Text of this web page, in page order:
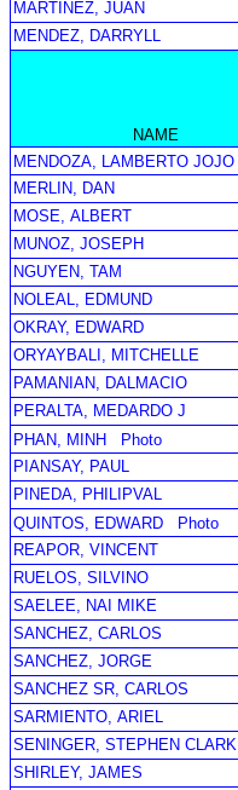
MARTINEZ, JUAN
MENDEZ, DARRYLL
NAME
MENDOZA, LAMBERTO JOJO
MERLIN, DAN
MOSE, ALBERT
MUNOZ, JOSEPH
NGUYEN, TAM
NOLEAL, EDMUND
OKRAY, EDWARD
ORYAYBALI, MITCHELLE
PAMANIAN, DALMACIO
PERALTA, MEDARDO J
PHAN, MINH
Photo
PIANSAY, PAUL
PINEDA, PHILIPVAL
QUINTOS, EDWARD
Photo
REAPOR, VINCENT
RUELOS, SILVINO
SAELEE, NAI MIKE
SANCHEZ, CARLOS
SANCHEZ, JORGE
SANCHEZ SR, CARLOS
SARMIENTO, ARIEL
SENINGER, STEPHEN CLARK
SHIRLEY, JAMES